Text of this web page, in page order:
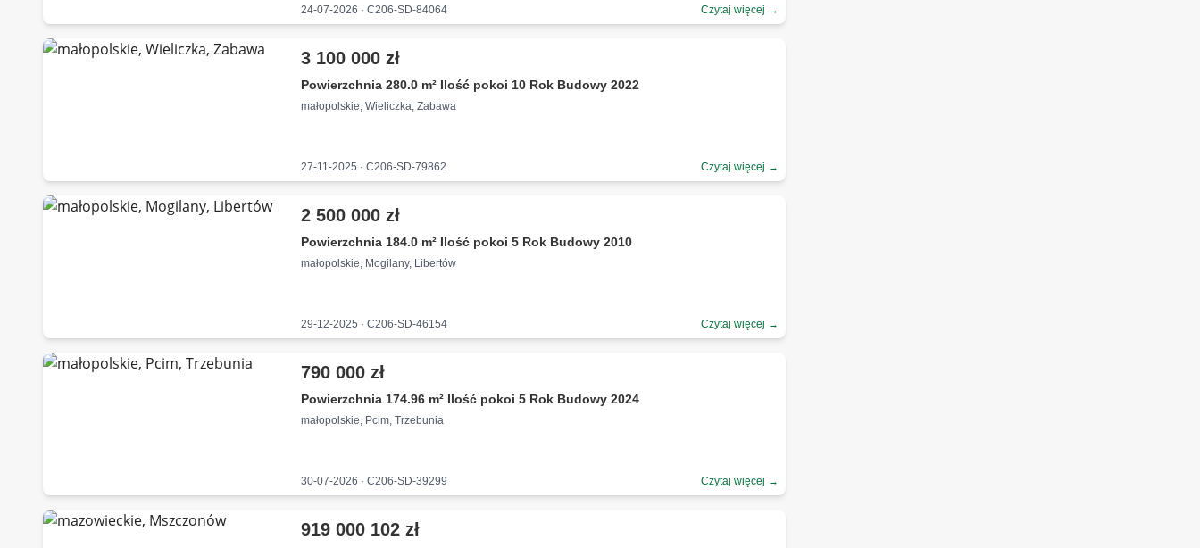
24-07-2026 · C206-SD-84064 Czytaj więcej →
3 100 000 zł
Powierzchnia 280.0 m² Ilość pokoi 10 Rok Budowy 2022
małopolskie, Wieliczka, Zabawa
27-11-2025 · C206-SD-79862 Czytaj więcej →
2 500 000 zł
Powierzchnia 184.0 m² Ilość pokoi 5 Rok Budowy 2010
małopolskie, Mogilany, Libertów
29-12-2025 · C206-SD-46154 Czytaj więcej →
790 000 zł
Powierzchnia 174.96 m² Ilość pokoi 5 Rok Budowy 2024
małopolskie, Pcim, Trzebunia
30-07-2026 · C206-SD-39299 Czytaj więcej →
919 000 102 zł